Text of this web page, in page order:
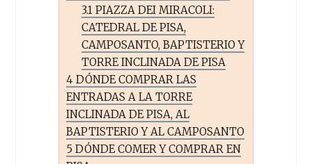
3.1 PIAZZA DEI MIRACOLI:
CATEDRAL DE PISA,
CAMPOSANTO, BAPTISTERIO Y
TORRE INCLINADA DE PISA
4DÓNDE COMPRAR LAS
ENTRADAS A LA TORRE
INCLINADA DE PISA, AL
BAPTISTERIO Y AL CAMPOSANTO
5 DÓNDE COMER Y COMPRAR EN